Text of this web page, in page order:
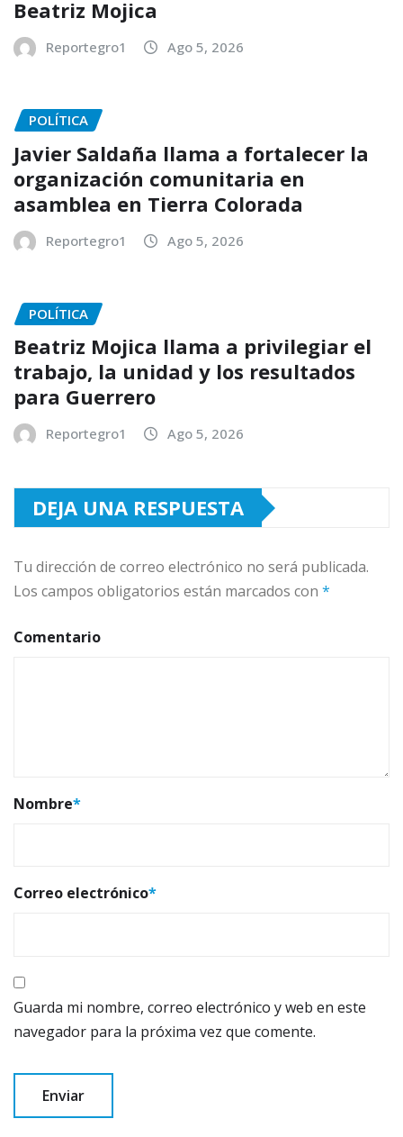
Beatriz Mojica
Reportegro1 Ago 5, 2026
POLÍTICA
Javier Saldaña llama a fortalecer la
organización comunitaria en
asamblea en Tierra Colorada
Reportegro1 Ago 5, 2026
POLÍTICA
Beatriz Mojica llama a privilegiar el
trabajo, la unidad y los resultados
para Guerrero
Reportegro1 Ago 5, 2026
DEJA UNA RESPUESTA
Tu dirección de correo electrónico no será publicada.
Los campos obligatorios están marcados con *
Comentario
Nombre*
Correo electrónico*
Guarda mi nombre, correo electrónico y web en este
navegador para la próxima vez que comente.